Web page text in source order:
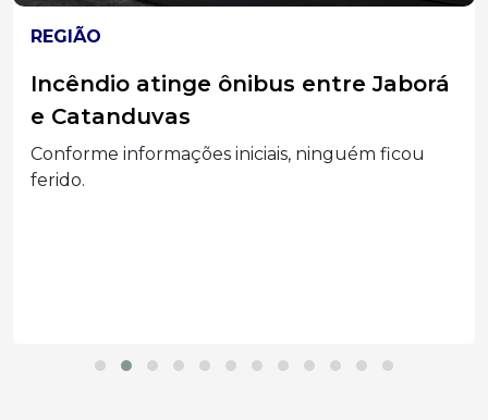
REGIÃO
Incêndio atinge ônibus entre Jaborá
e Catanduvas
Conforme informações iniciais, ninguém ficou
ferido.